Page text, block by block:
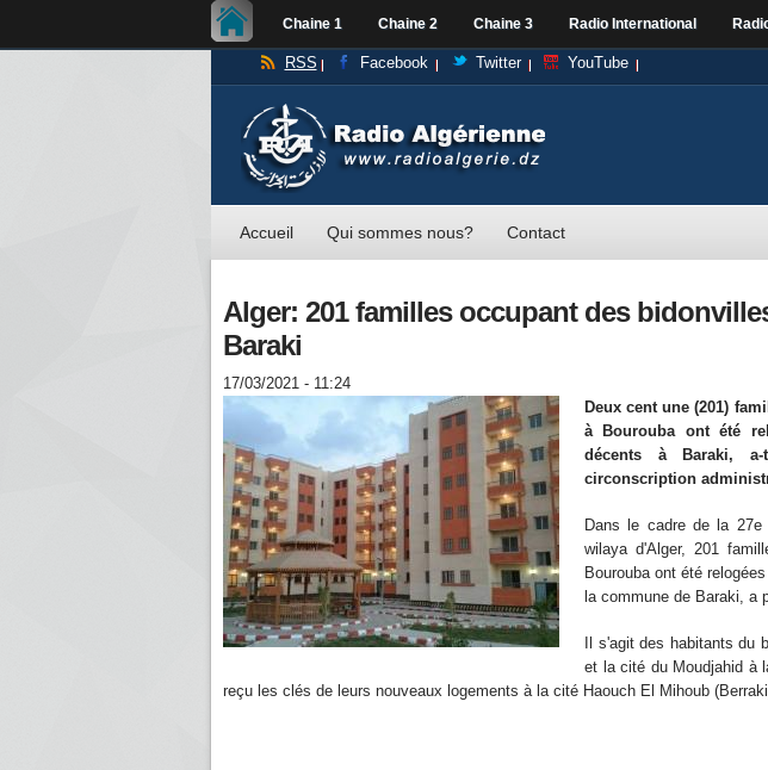
Chaine 1 Chaine 2 Chaine 3 Radio International
RSS Facebook Twitter YouTube
Accueil Qui sommes nous? Contact
Alger: 201 familles occupant des
Baraki
17/03/2021 - 11:24
Deux cent une (201)
à Bourouba ont été
décents à Baraki,
circonscription
Dans le cadre de la 27e
wilaya d'Alger, 201
Bourouba ont été
la commune de Baraki, a
Il s'agit des habitants du
et la cité du Moudjahid à
reçu les clés de leurs nouveaux logements à la cité Haouch El Mihoub